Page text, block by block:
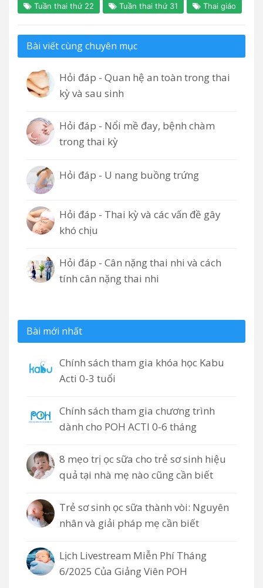
Tuần thai thứ 22
Tuần thai thứ 31 Thai giáo
Bài viết cùng chuyên mục
Hỏi đáp - Quan hệ an toàn trong thai
kỳ và sau sinh
Hỏi đáp - Nổi mề đay, bệnh chàm
trong thai kỳ
Hỏi đáp - U nang buồng trứng
Hỏi đáp - Thai kỳ và các vấn đề gây
khó chịu
Hỏi đáp - Cân nặng thai nhi và cách
tính cân nặng thai nhi
Bài mới nhất
Chính sách tham gia khóa học Kabu
Acti 0-3 tuổi
Chính sách tham gia chương trình
dành cho POH ACTI 0-6 tháng
8 mẹo trị ọc sữa cho trẻ sơ sinh hiệu
quả tại nhà mẹ nào cũng cần biết
Trẻ sơ sinh ọc sữa thành vòi: Nguyên
nhân và giải pháp mẹ cần biết
Lịch Livestream Miễn Phí Tháng
6/2025 Của Giảng Viên POH